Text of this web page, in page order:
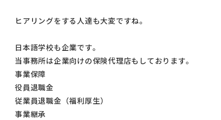
ヒアリングをする人達も大変ですね。
日本語学校も企業です。
当事務所は企業向けの保険代理店もしております。
事業保障
役員退職金
従業員退職金（福利厚生）
事業継承